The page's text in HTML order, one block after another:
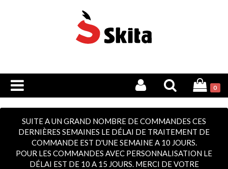
0
SUITE A UN GRAND NOMBRE DE COMMANDES CES
DERNIÈRES SEMAINES LE DÉLAI DE TRAITEMENT DE
COMMANDE EST D'UNE SEMAINE A 10 JOURS.
POUR LES COMMANDES AVEC PERSONNALISATION LE
DÉLAI EST DE 10 A 15 JOURS. MERCI DE VOTRE